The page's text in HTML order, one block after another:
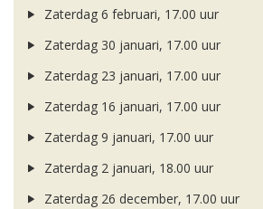
Zaterdag 6 februari, 17.00 uur
Zaterdag 30 januari, 17.00 uur
Zaterdag 23 januari, 17.00 uur
Zaterdag 16 januari, 17.00 uur
Zaterdag 9 januari, 17.00 uur
Zaterdag 2 januari, 18.00 uur
Zaterdag 26 december, 17.00 uur